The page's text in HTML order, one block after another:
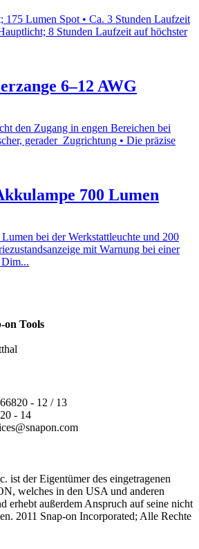
175 Lumen Spot • Ca. 3 Stunden Laufzeit
8 Stunden Laufzeit auf höchster
6–12 AWG
den Zugang in engen Bereichen bei
gerader Zugrichtung • Die präzise
700 Lumen
bei der Werkstattleuchte und 200
mit Warnung bei einer
on Tools
- 12 / 13
- 14
ist der Eigentümer des eingetragenen
welches in den USA und anderen
erhebt außerdem Anspruch auf seine nicht
2011 Snap-on Incorporated; Alle Rechte